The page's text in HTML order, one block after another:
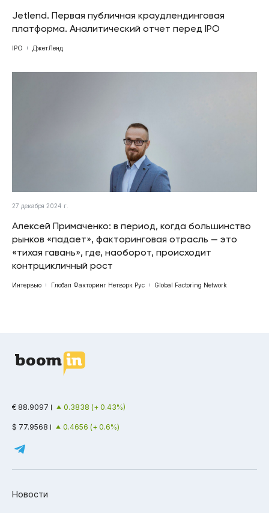
Jetlend. Первая публичная краудлендинговая
платформа. Аналитический отчет перед IPO
IPO ДжетЛенд
27 декабря 2024 г.
Алексей Примаченко: в период, когда большинство
рынков «падает», факторинговая отрасль — это
«тихая гавань», где, наоборот, происходит
контрцикличный рост
Интервью Глобал Факторинг Нетворк Рус Global Factoring Network
€ 88.9097 0.3838 (+ 0.43%)
$ 77.9568 0.4656 (+ 0.6%)
Новости